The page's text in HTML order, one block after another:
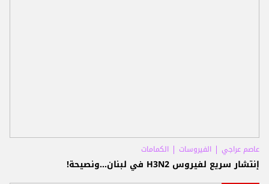
عاصم عراجي الفيروسات الكمامات
إنتشار سريع لفيروس H3N2 في لبنان...ونصيحة!